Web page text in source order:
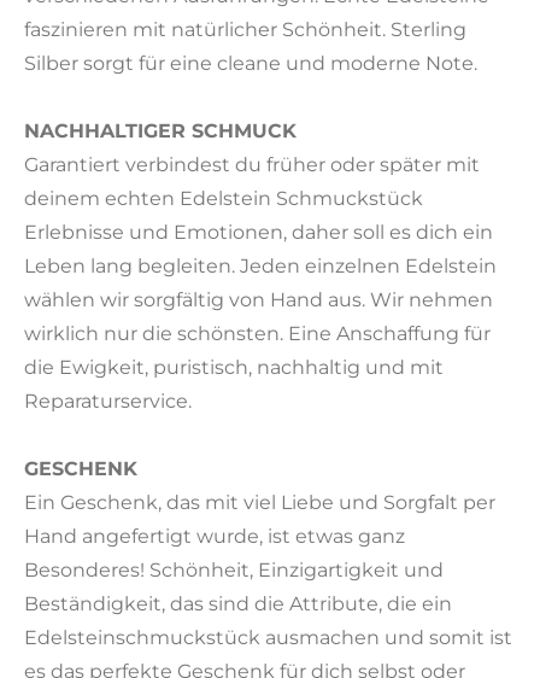
faszinieren mit natürlicher Schönheit. Sterling
Silber sorgt für eine cleane und moderne Note.
NACHHALTIGER SCHMUCK
Garantiert verbindest du früher oder später mit
deinem echten Edelstein Schmuckstück
Erlebnisse und Emotionen, daher soll es dich ein
Leben lang begleiten. Jeden einzelnen Edelstein
wählen wir sorgfältig von Hand aus. Wir nehmen
wirklich nur die schönsten. Eine Anschaffung für
die Ewigkeit, puristisch, nachhaltig und mit
Reparaturservice.
GESCHENK
Ein Geschenk, das mit viel Liebe und Sorgfalt per
Hand angefertigt wurde, ist etwas ganz
Besonderes! Schönheit, Einzigartigkeit und
Beständigkeit, das sind die Attribute, die ein
Edelsteinschmuckstück ausmachen und somit ist
es das perfekte Geschenk für dich selbst oder